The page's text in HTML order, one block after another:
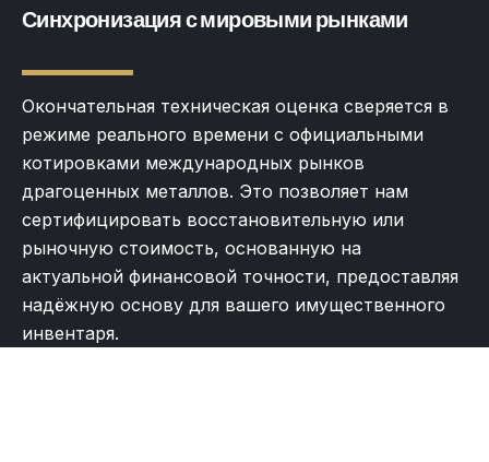
Синхронизация с мировыми рынками
Окончательная техническая оценка сверяется в
режиме реального времени с официальными
котировками международных рынков
драгоценных металлов. Это позволяет нам
сертифицировать восстановительную или
рыночную стоимость, основанную на
актуальной финансовой точности, предоставляя
надёжную основу для вашего имущественного
инвентаря.